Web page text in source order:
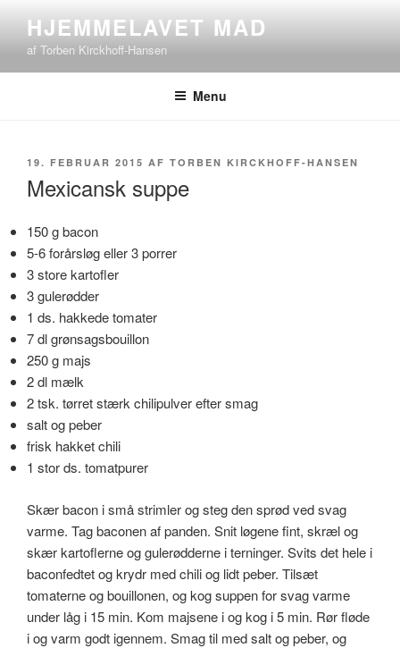
indhold
HJEMMELAVET MAD
af Torben Kirckhoff-Hansen
Menu
UDGIVET
19. FEBRUAR 2015 AF TORBEN KIRCKHOFF-HANSEN
Mexicansk suppe
150 g bacon
5-6 forårsløg eller 3 porrer
3 store kartofler
3 gulerødder
1 ds. hakkede tomater
7 dl grønsagsbouillon
250 g majs
2 dl mælk
2 tsk. tørret stærk chilipulver efter smag
salt og peber
frisk hakket chili
1 stor ds. tomatpurer
Skær bacon i små strimler og steg den sprød ved svag
varme. Tag baconen af panden. Snit løgene fint, skræl og
skær kartoflerne og gulerødderne i terninger. Svits det hele i
baconfedtet og krydr med chili og lidt peber. Tilsæt
tomaterne og bouillonen, og kog suppen for svag varme
under låg i 15 min. Kom majsene i og kog i 5 min. Rør fløde
i og varm godt igennem. Smag til med salt og peber, og